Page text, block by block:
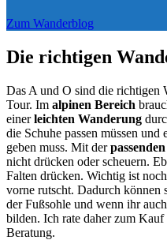
Zum Wanderblog
Die richtigen
Das A und O sind die richtigen
Tour. Im alpinen Bereich
einerleichten Wanderung
die Schuhe passen müssen
geben muss. Mit der
nicht drücken oder scheuern.
Falten drücken. Wichtig ist
vorne rutscht. Dadurch können
der Fußsohle und wenn ihr
bilden. Ich rate daher zum
Beratung.